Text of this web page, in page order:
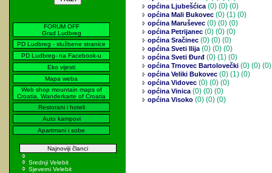
FORUM OFF
Grad Ludbreg
PD Ludbreg - službene stranice
PD Ludbreg- na Facebook-u
Eko vijesti
Mapa weba
Web shop mountain maps of
Croatia, Wanderkarte of Croatia
Restorani i hoteli
Auto kampovi
Apartmani i sobe
Najnoviji članci
Srednji Velebit
Sjeverni Velebit
općina Ljubešćica(0) (0) (0)
općina Mali Bukovec (0) (1) (0)
općina Maruševec (0) (0) (0)
općina Petrijanec (0) (0) (0)
općina Sračinec (0) (0) (0)
općina Sveti Ilija(0) (0) (0)
općina Sveti Đurđ (0) (1) (0)
općina Trnovec Bartolovečki (0) (0) (0)
općina Veliki Bukovec (0) (1) (0)
općina Vidovec (0) (0) (0)
općina Vinica(0) (0) (0)
općina Visoko (0) (0) (0)